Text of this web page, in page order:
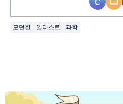
모던한 일러스트 과학